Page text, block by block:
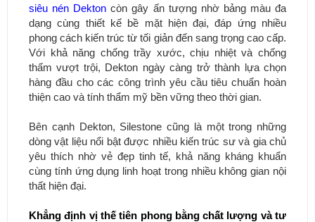
siêu nén Dekton còn gây ấn tượng nhờ bảng màu đa
dạng cùng thiết kế bề mặt hiện đại, đáp ứng nhiều
phong cách kiến trúc từ tối giản đến sang trọng cao cấp.
Với khả năng chống trầy xước, chịu nhiệt và chống
thấm vượt trội, Dekton ngày càng trở thành lựa chọn
hàng đầu cho các công trình yêu cầu tiêu chuẩn hoàn
thiện cao và tính thẩm mỹ bền vững theo thời gian.
Bên cạnh Dekton, Silestone cũng là một trong những
dòng vật liệu nổi bật được nhiều kiến trúc sư và gia chủ
yêu thích nhờ vẻ đẹp tinh tế, khả năng kháng khuẩn
cùng tính ứng dụng linh hoạt trong nhiều không gian nội
thất hiện đại.
Khẳng định vị thế tiên phong bằng chất lượng và tư